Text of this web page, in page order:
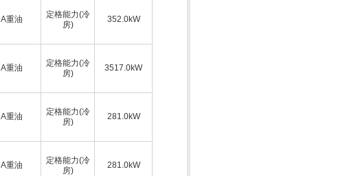
A重油
定格能力(冷
房)
352.0kW
A重油
定格能力(冷
房)
3517.0kW
A重油
定格能力(冷
房)
281.0kW
A重油
定格能力(冷
房)
281.0kW